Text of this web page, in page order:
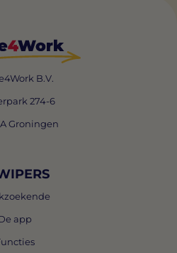
B.V.
274-6
Groningen
app